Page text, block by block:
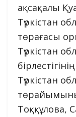
ақсақалы
Түркістан
төрағасы
Түркістан
Түркістан
Тоққұлова,